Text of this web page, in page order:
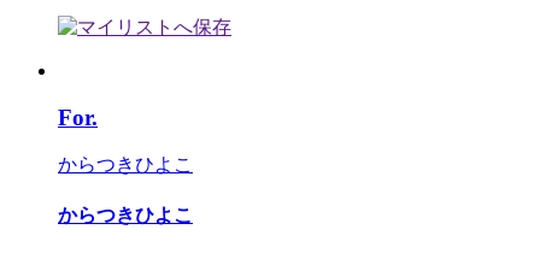
For.
からつきひよこ
からつきひよこ